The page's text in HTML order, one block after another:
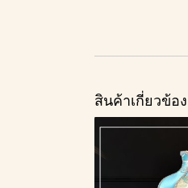
สินค้าเกี่ยวข้อง